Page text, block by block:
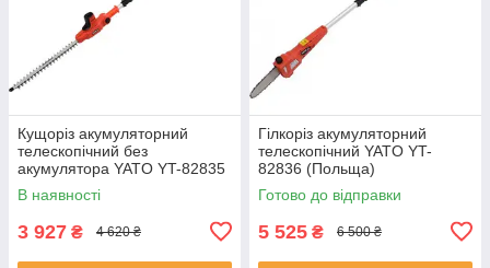
Кущоріз акумуляторний
телескопічний без
акумулятора YATO YT-82835
(Польща)
В наявності
3 927 ₴ 4 620 ₴
Гілкоріз акумуляторний
телескопічний YATO YT-
82836 (Польща)
Готово до відправки
5 525 ₴ 6 500 ₴